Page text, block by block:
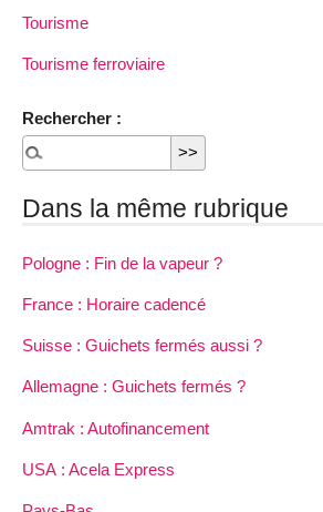
Tourisme
Tourisme ferroviaire
Rechercher :
Dans la même rubrique
Pologne : Fin de la vapeur ?
France : Horaire cadencé
Suisse : Guichets fermés aussi ?
Allemagne : Guichets fermés ?
Amtrak : Autofinancement
USA : Acela Express